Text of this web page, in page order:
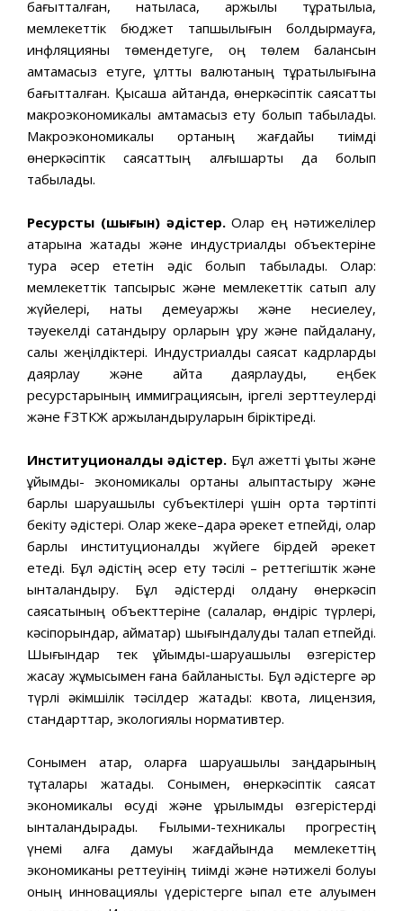
бағытталған, нақтыласақ, қаржылық тұрақтылыққа,
мемлекеттік бюджет тапшылығын болдырмауға,
инфляцияны төмендетуге, оң төлем балансын
қамтамасыз етуге, ұлттық валютаның тұрақтылығына
бағытталған. Қысқаша айтқанда, өнеркəсіптік саясатты
макроэкономикалық қамтамасыз ету болып табылады.
Макроэкономикалық ортаның жағдайы тиімді
өнеркəсіптік саясаттың алғышарты да болып
табылады.
Ресурстық (шығын) əдістер.Олар ең нəтижелілер
қатарына жатады жəне индустриалды объектеріне
тура əсер ететін əдіс болып табылады. Олар:
мемлекеттік тапсырыс жəне мемлекеттік сатып алу
жүйелері, нақты демеуқаржы жəне несиелеу,
тəуекелді сақтандыру қорларын құру жəне пайдалану,
салық жеңілдіктері. Индустриалды саясат кадрларды
даярлау жəне қайта даярлауды, еңбек
ресурстарының иммиграциясын, іргелі зерттеулерді
жəне ҒЗТКЖ қаржыландыруларын біріктіреді.
Институционалды əдістер. Бұл қажетті құқықтық жəне
ұйымдық- экономикалық ортаны қалыптастыру жəне
барлық шаруашылық субъектілері үшін ортақ тəртіпті
бекіту əдістері. Олар жеке–дара əрекет етпейді, олар
барлық институционалды жүйеге бірдей əрекет
етеді. Бұл əдістің əсер ету тəсілі – реттегіштік жəне
ынталандыру. Бұл əдістерді қолдану өнеркəсіп
саясатының объекттеріне (салалар, өндіріс түрлері,
кəсіпорындар, аймақтар) шығындалуды талап етпейді.
Шығындар тек ұйымдық-шаруашылық өзгерістер
жасау жұмысымен ғана байланысты. Бұл əдістерге əр
түрлі əкімшілік тəсілдер жатады: квота, лицензия,
стандарттар, экологиялық нормативтер.
Сонымен қатар, оларға шаруашылық заңдарының
тұтқалары жатады. Сонымен, өнеркəсіптік саясат
экономикалық өсуді жəне құрылымдық өзгерістерді
ынталандырады. Ғылыми-техникалық прогрестің
үнемі алға дамуы жағдайында мемлекеттің
экономиканы реттеуінің тиімді жəне нəтижелі болуы
оның инновациялық үдерістерге ықпал ете алуымен